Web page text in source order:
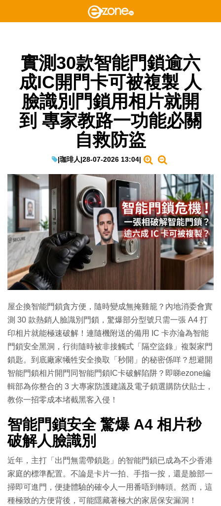
實測30款智能門鎖逾六
成IC開門卡可被複製 人
臉識別門鎖用相片就開
到 專家教路一功能必關
自救防盜
|珈琲人|28-07-2026 13:04|
屋企換智能門鎖貪方便，隨時變成無掩雞籠？內地消委會實
測 30 款熱銷人臉識別門鎖，驚爆部分型號只需一張 A4 打
印相片就能極速破解！連隨機附送的備用 IC 卡亦淪為智能
門鎖安全黑洞，行街隨時被非接觸式「隔空盜錄」複製家門
鎖匙。到底廠家犧牲安全換取「秒開」的秘密係咩？想避開
智能門鎖相片開門同智能門鎖IC卡破解陷阱？即睇ezone編
輯部為你整合的 3 大專家防護建議及電子鎖選購防伏貼士，
教你一招零成本堵截黑客入侵！
智能門鎖安全 驚爆 A4 相片秒
破解人臉識別
近年，主打「出門無需帶鎖匙」的智能門鎖已成為不少香港
家庭的標準配置。不論是卡片一拍、手指一按，還是臉部一
掃即可進門，便捷體驗的確令人一用番唔到轉頭。然而，這
種極致的方便背後，可能隱藏著極大的家居保安漏洞！